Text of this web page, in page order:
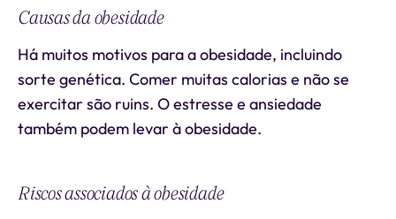
Causas da obesidade
Há muitos motivos para a obesidade, incluindo
sorte genética. Comer muitas calorias e não se
exercitar são ruins. O estresse e ansiedade
também podem levar à obesidade.
Riscos associados à obesidade